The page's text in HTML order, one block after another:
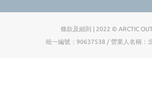
條款及細則 | 2022 © ARCTIC
統一編號：90637538 / 營業人名稱：